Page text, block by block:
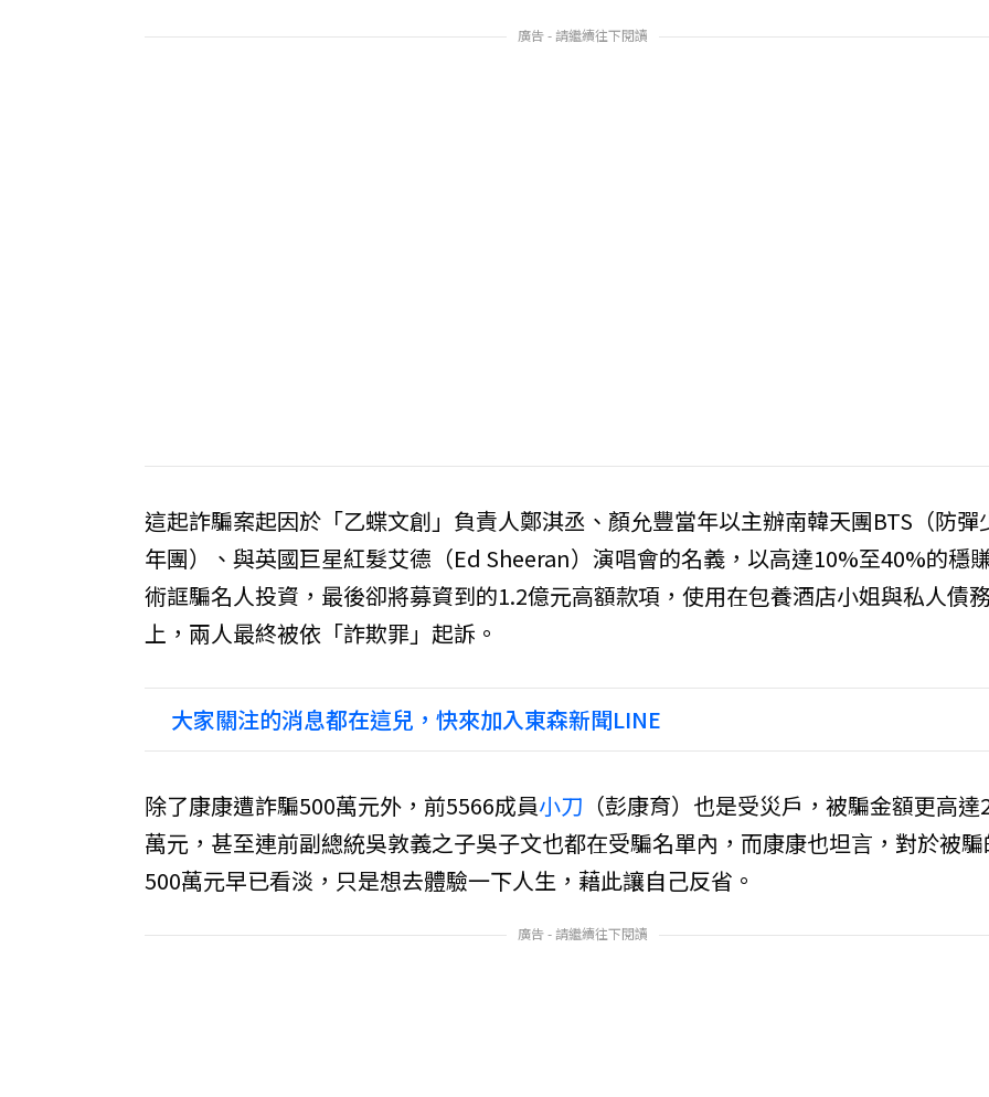
廣告 - 請繼續往下閱讀
這起詐騙案起因於「乙蝶文創」負責人鄭淇丞、顏允豐當年以主辦南韓天團BTS（防彈
年團）、與英國巨星紅髮艾德（Ed Sheeran）演唱會的名義，以高達10%至40%的穩
術誆騙名人投資，最後卻將募資到的1.2億元高額款項，使用在包養酒店小姐與私人債
上，兩人最終被依「詐欺罪」起訴。
大家關注的消息都在這兒，快來加入東森新聞LINE
除了康康遭詐騙500萬元外，前5566成員小刀 （彭康育）也是受災戶，被騙金額更高達
萬元，甚至連前副總統吳敦義之子吳子文也都在受騙名單內，而康康也坦言，對於被
500萬元早已看淡，只是想去體驗一下人生，藉此讓自己反省。
廣告 - 請繼續往下閱讀